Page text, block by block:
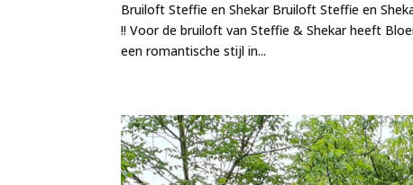
Bruiloft Steffie en Shekar Bruiloft Steffie en
!! Voor de bruiloft van Steffie & Shekar heeft
een romantische stijl in...